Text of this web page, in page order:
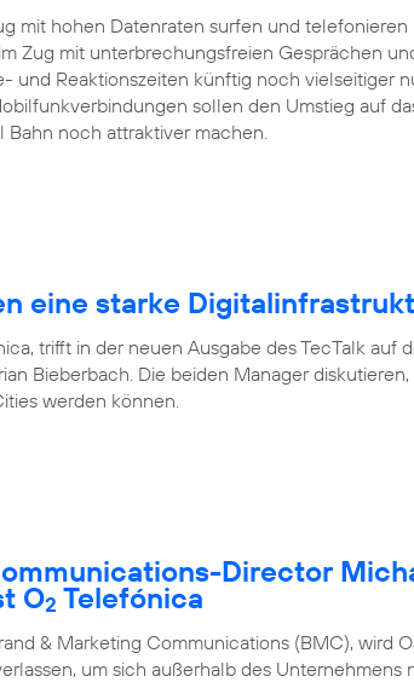
mit hohen Datenraten surfen und telefonieren
Zug mit unterbrechungsfreien Gesprächen
und Reaktionszeiten künftig noch vielseitiger
sollen den Umstieg auf
noch attraktiver machen.
eine starke
trifft in der neuen Ausgabe des TecTalk auf
Bieberbach. Die beiden Manager diskutieren,
werden können.
Director
O2 Telefónica
& Marketing Communications (BMC), wird O
um sich außerhalb des Unternehmens